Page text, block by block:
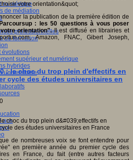
numérique
de médiation
professionnelles
de formation
évolutions
supérieur et numérique
hybrides
universitaire
ans
la publication de la première édition de
: les 50 questions à vous poser
orientation".Il est diffusé en librairies et
Amazon, FNAC, Gibert Joseph,
: le choc du trop plein d'effectifs en
cycle des études universitaires en
de nombreuses voix se font entendre pour
en première année du premier cycle des
en France, du fait (entre autres facteurs